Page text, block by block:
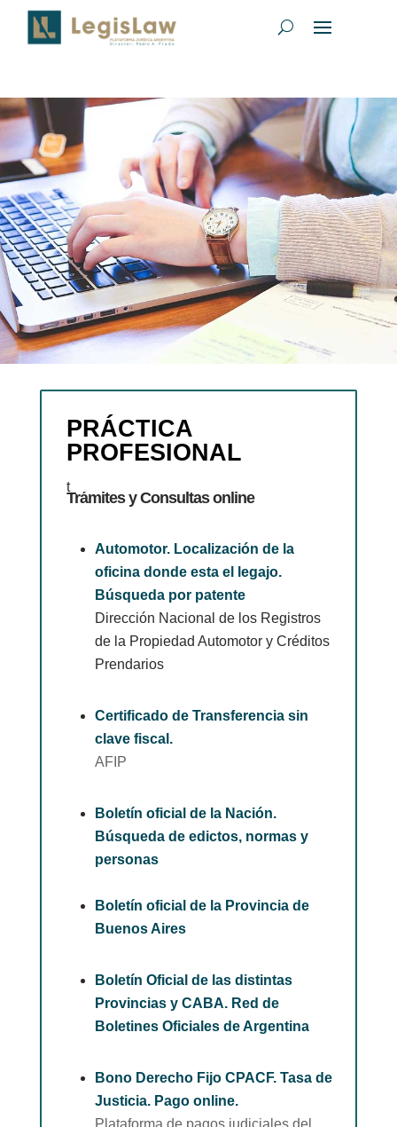
PRÁCTICA
PROFESIONAL
Trámites y Consultas online
t
Automotor. Localización de la
oficina donde esta el legajo.
Búsqueda por patente
Dirección Nacional de los Registros
de la Propiedad Automotor y Créditos
Prendarios
Certificado de Transferencia sin
clave fiscal.
AFIP
Boletín oficial de la Nación.
Búsqueda de edictos, normas y
personas
Boletín oficial de la Provincia de
Buenos Aires
Boletín Oficial de las distintas
Provincias y CABA. Red de
Boletines Oficiales de Argentina
Bono Derecho Fijo CPACF. Tasa de
Justicia. Pago online.